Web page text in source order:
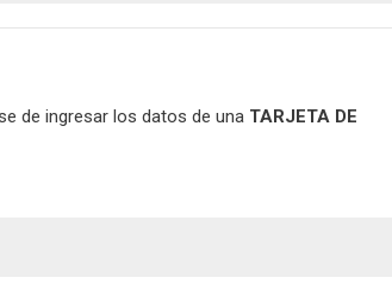
de ingresar los datos de una TARJETA DE